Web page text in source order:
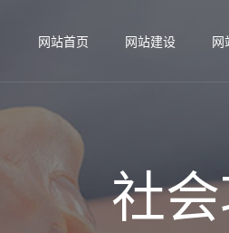
网站首页 网站建设 网
社